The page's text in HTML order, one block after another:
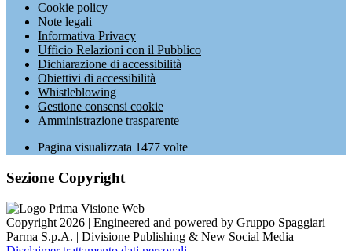
Cookie policy
Note legali
Informativa Privacy
Ufficio Relazioni con il Pubblico
Dichiarazione di accessibilità
Obiettivi di accessibilità
Whistleblowing
Gestione consensi cookie
Amministrazione trasparente
Pagina visualizzata 1477 volte
Sezione Copyright
Copyright 2026 | Engineered and powered by Gruppo Spaggiari
Parma S.p.A. | Divisione Publishing & New Social Media